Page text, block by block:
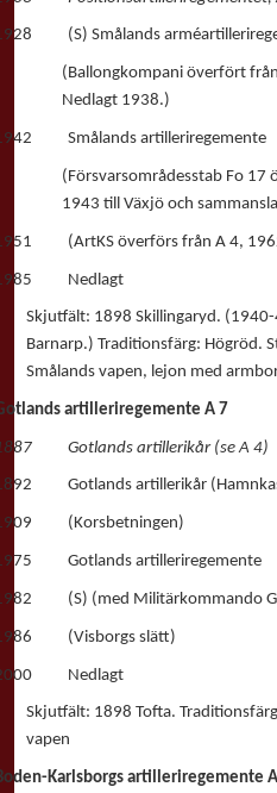
(S) Smålands
överfört från
Nedlagt 1938.)
Smålands artilleriregemente
Fo 17
1943 till Växjö och
(ArtKS överförs från A 4, 1962
Nedlagt
Skjutfält: 1898 Skillingaryd.
Barnarp.) Traditionsfärg: Högröd.
Smålands vapen, lejon med
artilleriregemente A 7
Gotlands artillerikår (se A 4)
Gotlands artillerikår
(Korsbetningen)
Gotlands artilleriregemente
(S) (med Militärkommando
(Visborgs slätt)
Nedlagt
Skjutfält: 1898 Tofta.
vapen
Karlsborgs artilleriregemente